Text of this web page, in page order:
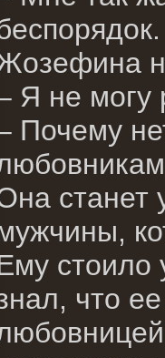
Я не могу
Почему
станет
стоило
что